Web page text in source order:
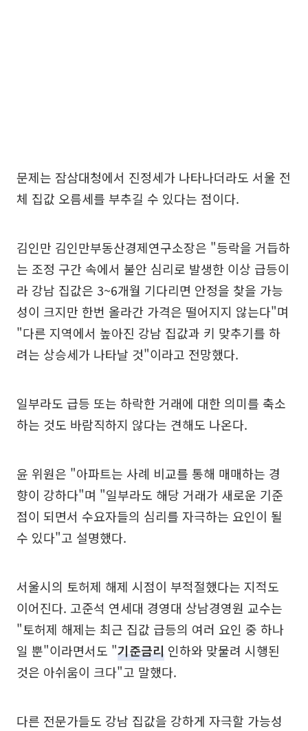
문제는 잠삼대청에서 진정세가 나타나더라도 서울 전
체 집값 오름세를 부추길 수 있다는 점이다.
김인만 김인만부동산경제연구소장은 "등락을 거듭하
는 조정 구간 속에서 불안 심리로 발생한 이상 급등이
라 강남 집값은 3~6개월 기다리면 안정을 찾을 가능
성이 크지만 한번 올라간 가격은 떨어지지 않는다"며
"다른 지역에서 높아진 강남 집값과 키 맞추기를 하
려는 상승세가 나타날 것"이라고 전망했다.
일부라도 급등 또는 하락한 거래에 대한 의미를 축소
하는 것도 바람직하지 않다는 견해도 나온다.
윤 위원은 "아파트는 사례 비교를 통해 매매하는 경
향이 강하다"며 "일부라도 해당 거래가 새로운 기준
점이 되면서 수요자들의 심리를 자극하는 요인이 될
수 있다"고 설명했다.
서울시의 토허제 해제 시점이 부적절했다는 지적도
이어진다. 고준석 연세대 경영대 상남경영원 교수는
"토허제 해제는 최근 집값 급등의 여러 요인 중 하나
일 뿐"이라면서도 "기준금리 인하와 맞물려 시행된
것은 아쉬움이 크다"고 말했다.
다른 전문가들도 강남 집값을 강하게 자극할 가능성